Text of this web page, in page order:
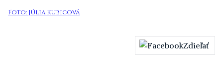
Foto: Júlia Kubicová
Zdieľať